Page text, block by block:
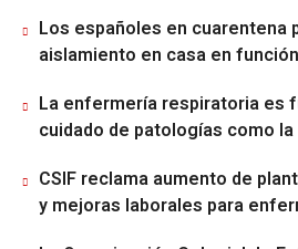
Los españoles en cuarentena
aislamiento en casa en
La enfermería respiratoria es
cuidado de patologías como la
CSIF reclama aumento de
y mejoras laborales para